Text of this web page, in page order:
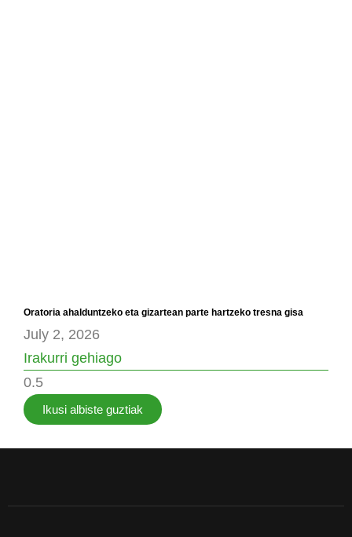
Oratoria ahalduntzeko eta gizartean parte hartzeko tresna gisa
July 2, 2026
Irakurri gehiago
Ikusi albiste guztiak